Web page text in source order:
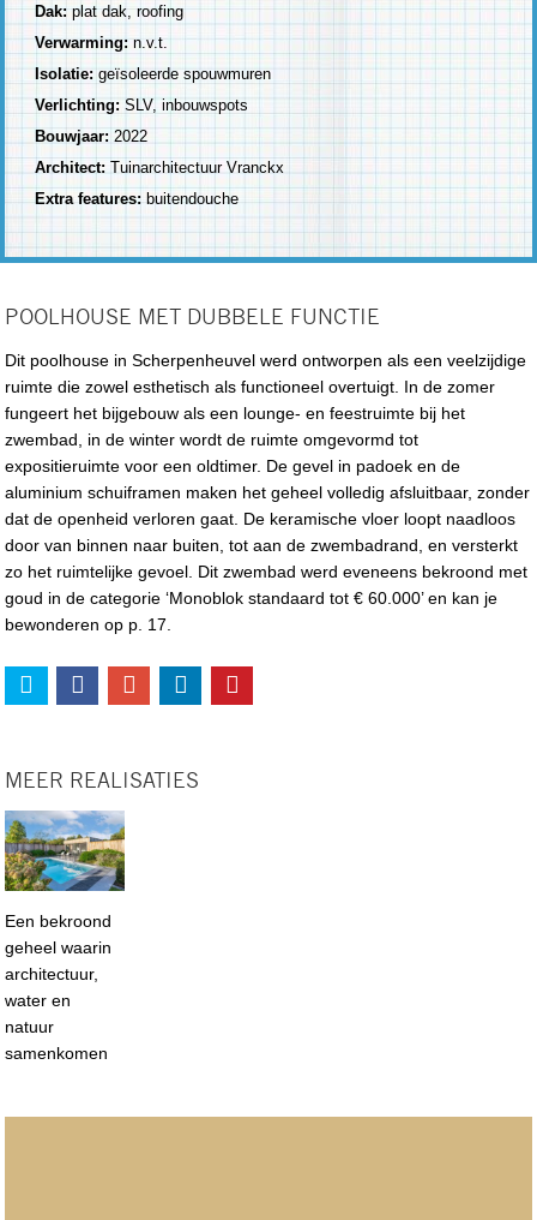
Dak:plat dak, roofing
Verwarming:n.v.t.
Isolatie:geïsoleerde spouwmuren
Verlichting: SLV, inbouwspots
Bouwjaar:2022
Architect: Tuinarchitectuur Vranckx
Extra features:buitendouche
POOLHOUSE MET DUBBELE FUNCTIE
Dit poolhouse in Scherpenheuvel werd ontworpen als een veelzijdige
ruimte die zowel esthetisch als functioneel overtuigt. In de zomer
fungeert het bijgebouw als een lounge- en feestruimte bij het
zwembad, in de winter wordt de ruimte omgevormd tot
expositieruimte voor een oldtimer. De gevel in padoek en de
aluminium schuiframen maken het geheel volledig afsluitbaar, zonder
dat de openheid verloren gaat. De keramische vloer loopt naadloos
door van binnen naar buiten, tot aan de zwembadrand, en versterkt
zo het ruimtelijke gevoel. Dit zwembad werd eveneens bekroond met
goud in de categorie ‘Monoblok standaard tot € 60.000’ en kan je
bewonderen op p. 17.
MEER REALISATIES
Een bekroond
geheel waarin
architectuur,
water en
natuur
samenkomen